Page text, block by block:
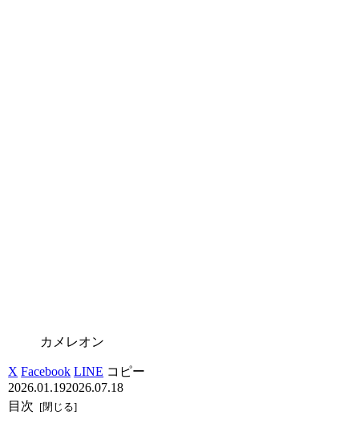
カメレオン
X Facebook LINE コピー
2026.01.192026.07.18
目次